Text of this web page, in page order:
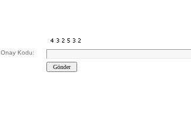
Onay Kodu: